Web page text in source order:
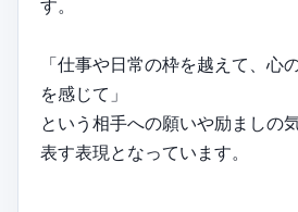
す。
「仕事や日常の枠を越えて、心
を感じて」
という相手への願いや励ましの
表す表現となっています。